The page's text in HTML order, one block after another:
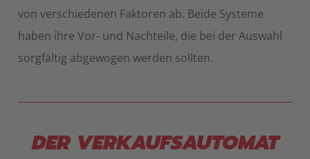
von verschiedenen Faktoren ab. Beide Systeme
haben ihre Vor- und Nachteile, die bei der Auswahl
sorgfältig abgewogen werden sollten.
DER VERKAUFSAUTOMAT